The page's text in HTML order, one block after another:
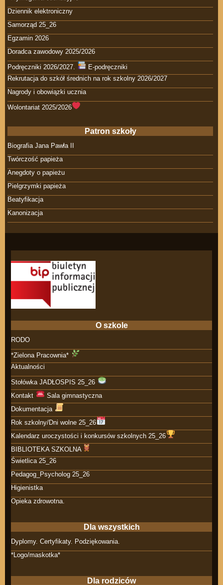
Dziennik elektroniczny
Samorząd 25_26
Egzamin 2026
Doradca zawodowy 2025/2026
Podręczniki 2026/2027.
E-podręczniki
Rekrutacja do szkół średnich na rok szkolny 2026/2027
Nagrody i obowiązki ucznia
Wolontariat 2025/2026
Patron szkoły
Biografia Jana Pawła II
Twórczość papieża
Anegdoty o papieżu
Pielgrzymki papieża
Beatyfikacja
Kanonizacja
O szkole
RODO
*Zielona Pracownia*
Aktualności
Stołówka JADŁOSPIS 25_26
Kontakt
Sala gimnastyczna
Dokumentacja
Rok szkolny/Dni wolne 25_26
Kalendarz uroczystości i konkursów szkolnych 25_26
BIBLIOTEKA SZKOLNA
Świetlica 25_26
Pedagog_Psycholog 25_26
Higienistka
Opieka zdrowotna.
Dla wszystkich
Dyplomy. Certyfikaty. Podziękowania.
*Logo/maskotka*
Dla rodziców